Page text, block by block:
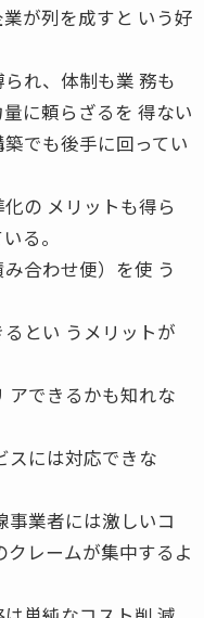
が列を成すと いう好
れ、体制も業 務も
に頼らざるを 得ない
でも後手に回ってい
の メリットも得ら
る。
合わせ便）を使 う
とい うメリットが
アできるかも知れな
スには対応できな
事業者には激しいコ
クレームが集中するよ